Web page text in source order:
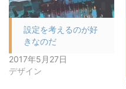
設定を考えるのが好
きなのだ
2017年5月27日
デザイン